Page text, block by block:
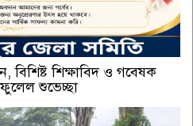
বিশিষ্ট শিক্ষাবিদ ও গবেষক
শুভেচ্ছা